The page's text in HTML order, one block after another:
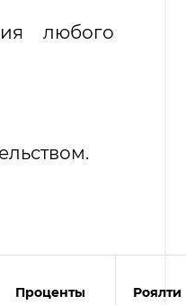
любого
Проценты Роялти